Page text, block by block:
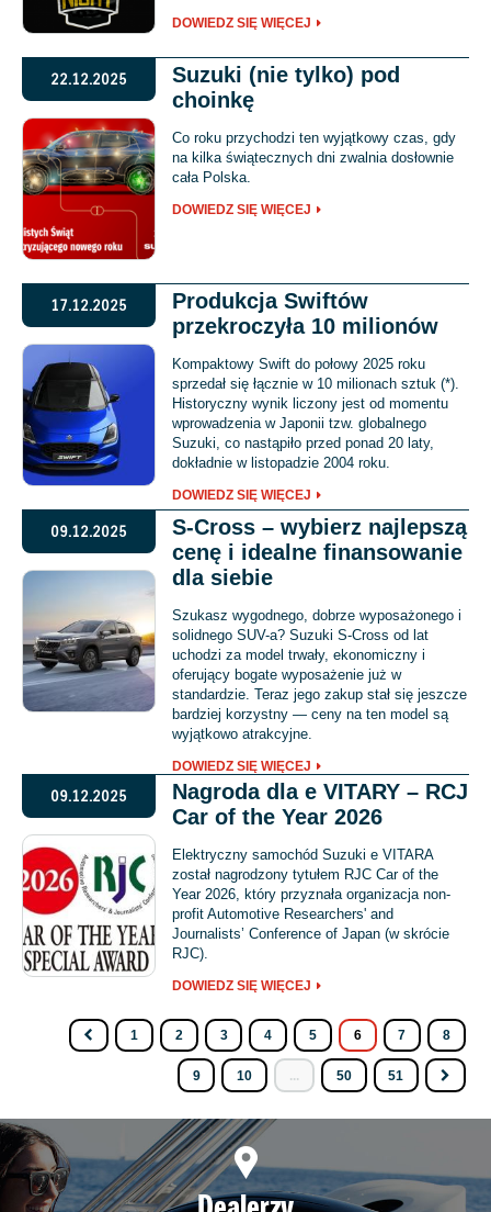
DOWIEDZ SIĘ WIĘCEJ
22.12.2025
Suzuki (nie tylko) pod
choinkę
Co roku przychodzi ten wyjątkowy czas, gdy
na kilka świątecznych dni zwalnia dosłownie
cała Polska.
DOWIEDZ SIĘ WIĘCEJ
17.12.2025
Produkcja Swiftów
przekroczyła 10 milionów
Kompaktowy Swift do połowy 2025 roku
sprzedał się łącznie w 10 milionach sztuk (*).
Historyczny wynik liczony jest od momentu
wprowadzenia w Japonii tzw. globalnego
Suzuki, co nastąpiło przed ponad 20 laty,
dokładnie w listopadzie 2004 roku.
DOWIEDZ SIĘ WIĘCEJ
09.12.2025
S-Cross – wybierz najlepszą
cenę i idealne finansowanie
dla siebie
Szukasz wygodnego, dobrze wyposażonego i
solidnego SUV-a? Suzuki S-Cross od lat
uchodzi za model trwały, ekonomiczny i
oferujący bogate wyposażenie już w
standardzie. Teraz jego zakup stał się jeszcze
bardziej korzystny — ceny na ten model są
wyjątkowo atrakcyjne.
DOWIEDZ SIĘ WIĘCEJ
09.12.2025
Nagroda dla e VITARY – RCJ
Car of the Year 2026
Elektryczny samochód Suzuki e VITARA
został nagrodzony tytułem RJC Car of the
Year 2026, który przyznała organizacja non-
profit Automotive Researchers' and
Journalists’ Conference of Japan (w skrócie
RJC).
DOWIEDZ SIĘ WIĘCEJ
1 2 3 4 5 6 7 8
9 10 ... 50 51